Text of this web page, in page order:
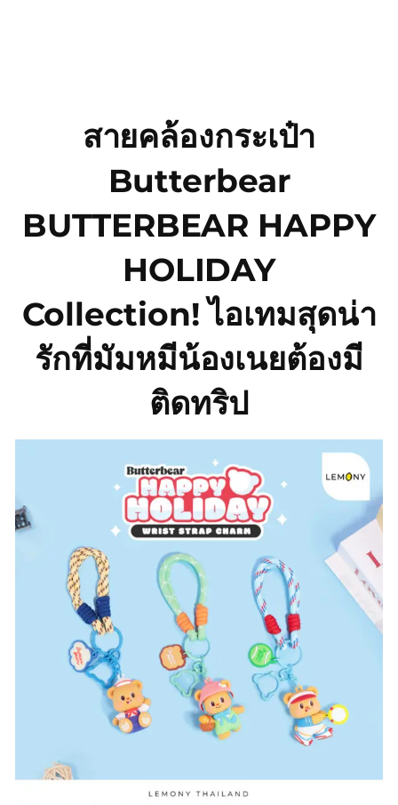
สายคล้องกระเป๋า
Butterbear
BUTTERBEAR HAPPY
HOLIDAY
Collection! ไอเทมสุดน่า
รักที่มัมหมีน้องเนยต้องมี
ติดทริป